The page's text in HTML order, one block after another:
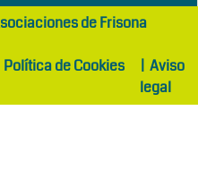
de Frisona
Política de Cookies | Aviso
legal